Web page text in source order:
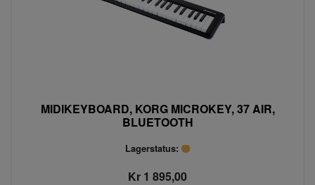
MIDIKEYBOARD, KORG MICROKEY, 37 AIR,
BLUETOOTH
Lagerstatus:
Kr 1 895,00